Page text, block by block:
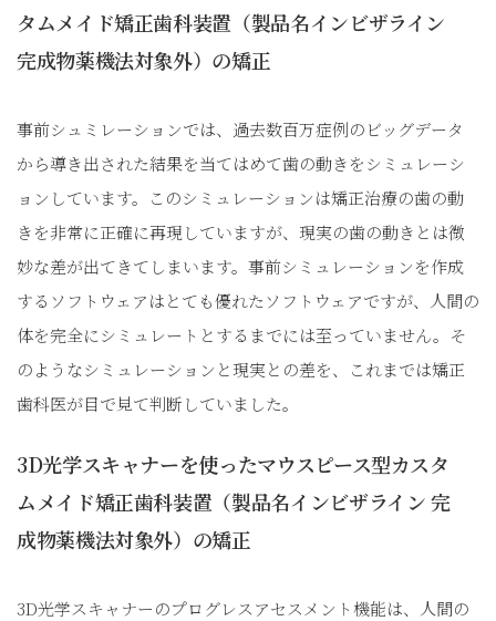
タムメイド矯正歯科装置（製品名インビザライン
完成物薬機法対象外）の矯正
事前シュミレーションでは、過去数百万症例のビッグデータ
から導き出された結果を当てはめて歯の動きをシミュレーシ
ョンしています。このシミュレーションは矯正治療の歯の動
きを非常に正確に再現していますが、現実の歯の動きとは微
妙な差が出てきてしまいます。事前シミュレーションを作成
するソフトウェアはとても優れたソフトウェアですが、人間の
体を完全にシミュレートとするまでには至っていません。そ
のようなシミュレーションと現実との差を、これまでは矯正
歯科医が目で見て判断していました。
3D光学スキャナーを使ったマウスピース型カスタ
ムメイド矯正歯科装置（製品名インビザライン 完
成物薬機法対象外）の矯正
3D光学スキャナーのプログレスアセスメント機能は、人間の